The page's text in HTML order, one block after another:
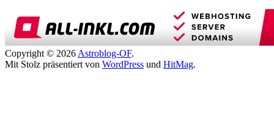
Copyright © 2026Astroblog-OF.
Mit Stolz präsentiert von WordPress und HitMag.